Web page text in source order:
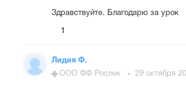
Здравствуйте. Благодарю за урок
1
Лидия Ф.
ООО ФФ Рослек
29 октября